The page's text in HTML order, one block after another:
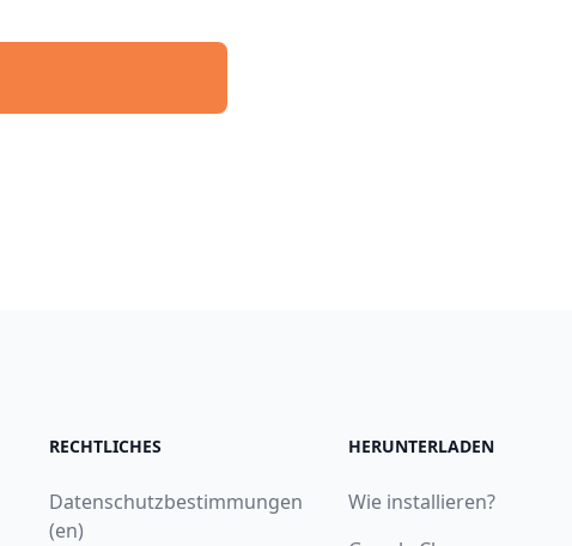
RECHTLICHES
Datenschutzbestimmungen
(en)
HERUNTERLADEN
Wie installieren?